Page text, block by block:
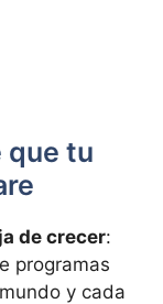
que tu
de crecer:
programas
y cada